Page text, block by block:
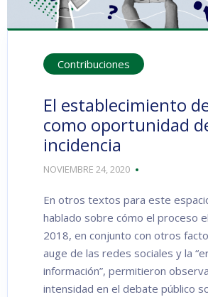
Contribuciones
El establecimiento
como oportunidad
incidencia
NOVIEMBRE 24, 2020
En otros textos para este
hablado sobre cómo el proceso
2018, en conjunto con otros
auge de las redes sociales y la
información”, permitieron
intensidad en el debate público